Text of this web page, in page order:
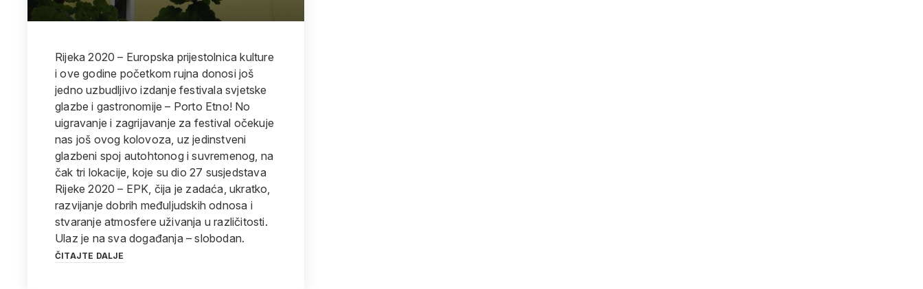
Rijeka 2020 – Europska prijestolnica kulture
i ove godine početkom rujna donosi još
jedno uzbudljivo izdanje festivala svjetske
glazbe i gastronomije – Porto Etno! No
uigravanje i zagrijavanje za festival očekuje
nas još ovog kolovoza, uz jedinstveni
glazbeni spoj autohtonog i suvremenog, na
čak tri lokacije, koje su dio 27 susjedstava
Rijeke 2020 – EPK, čija je zadaća, ukratko,
razvijanje dobrih međuljudskih odnosa i
stvaranje atmosfere uživanja u različitosti.
Ulaz je na sva događanja – slobodan.
ČITAJTE DALJE